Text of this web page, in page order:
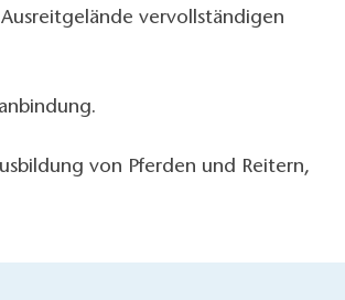
vervollständigen
von Pferden und Reitern,